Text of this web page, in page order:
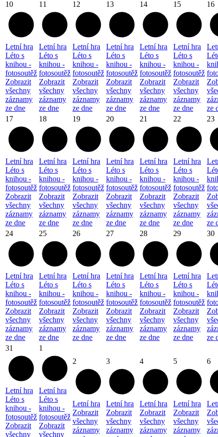
10
Letní hra
Léto s
knihou -
fotosoutěž
Zobrazit
všechny
záznamy
ze dne
11
Letní hra
Léto s
knihou -
fotosoutěž
Zobrazit
všechny
záznamy
ze dne
12
Letní hra
Léto s
knihou -
fotosoutěž
Zobrazit
všechny
záznamy
ze dne
13
Letní hra
Léto s
knihou -
fotosoutěž
Zobrazit
všechny
záznamy
ze dne
14
Letní hra
Léto s
knihou -
fotosoutěž
Zobrazit
všechny
záznamy
ze dne
15
Letní hra
Léto s
knihou -
fotosoutěž
Zobrazit
všechny
záznamy
ze dne
16
ze
17
Letní hra
Léto s
knihou -
fotosoutěž
Zobrazit
všechny
záznamy
ze dne
18
Letní hra
Léto s
knihou -
fotosoutěž
Zobrazit
všechny
záznamy
ze dne
19
Letní hra
Léto s
knihou -
fotosoutěž
Zobrazit
všechny
záznamy
ze dne
20
Letní hra
Léto s
knihou -
fotosoutěž
Zobrazit
všechny
záznamy
ze dne
21
Letní hra
Léto s
knihou -
fotosoutěž
Zobrazit
všechny
záznamy
ze dne
22
Letní hra
Léto s
knihou -
fotosoutěž
Zobrazit
všechny
záznamy
ze dne
23
ze
24
Letní hra
Léto s
knihou -
fotosoutěž
Zobrazit
všechny
záznamy
ze dne
25
Letní hra
Léto s
knihou -
fotosoutěž
Zobrazit
všechny
záznamy
ze dne
26
Letní hra
Léto s
knihou -
fotosoutěž
Zobrazit
všechny
záznamy
ze dne
27
Letní hra
Léto s
knihou -
fotosoutěž
Zobrazit
všechny
záznamy
ze dne
28
Letní hra
Léto s
knihou -
fotosoutěž
Zobrazit
všechny
záznamy
ze dne
29
Letní hra
Léto s
knihou -
fotosoutěž
Zobrazit
všechny
záznamy
ze dne
30
ze
31
Letní hra
Léto s
knihou -
fotosoutěž
Zobrazit
všechny
1
Letní hra
Léto s
knihou -
fotosoutěž
Zobrazit
všechny
2
Letní hra
Zobrazit
všechny
záznamy
3
Letní hra
Zobrazit
všechny
záznamy
4
Letní hra
Zobrazit
všechny
záznamy
5
Letní hra
Zobrazit
všechny
záznamy
6